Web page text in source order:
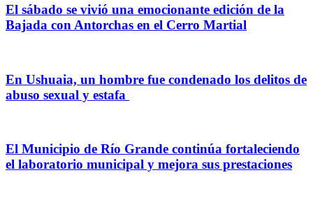
El sábado se vivió una emocionante edición de la
Bajada con Antorchas en el Cerro Martial
En Ushuaia, un hombre fue condenado los delitos de
abuso sexual y estafa
El Municipio de Río Grande continúa fortaleciendo
el laboratorio municipal y mejora sus prestaciones